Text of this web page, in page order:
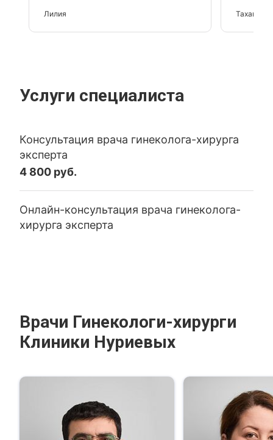
Лилия
Услуги специалиста
Консультация врача гинеколога-хирурга
эксперта
4 800 руб.
Онлайн-консультация врача гинеколога-
хирурга эксперта
Врачи Гинекологи-хирурги
Клиники Нуриевых